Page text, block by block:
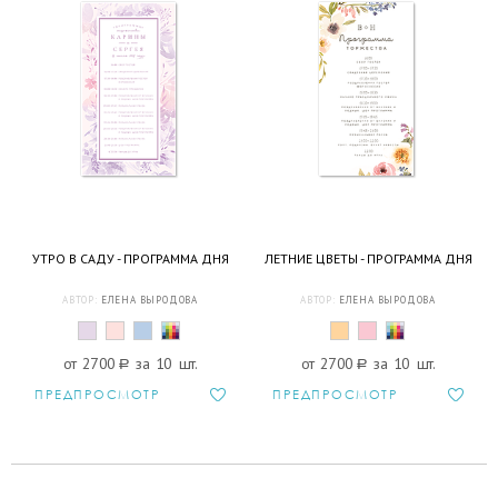
УТРО В САДУ - ПРОГРАММА ДНЯ
АВТОР: ЕЛЕНА ВЫРОДОВА
от 2700 a за 10 шт.
ПРЕДПРОСМОТР
ЛЕТНИЕ ЦВЕТЫ - ПРОГРАММА ДНЯ
АВТОР: ЕЛЕНА ВЫРОДОВА
от 2700 a за 10 шт.
ПРЕДПРОСМОТР